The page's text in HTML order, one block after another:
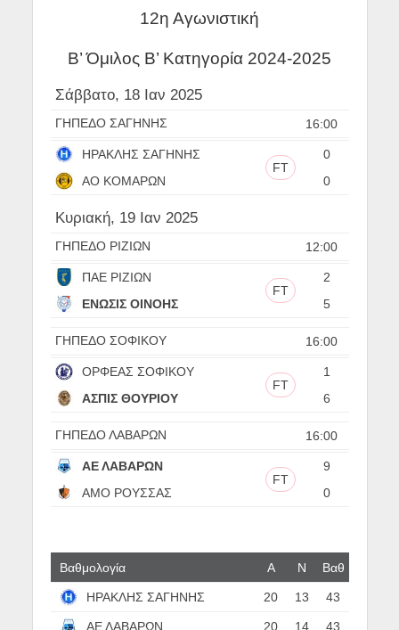
12η Αγωνιστική
Β’ Όμιλος Β’ Κατηγορία 2024-2025
Σάββατο, 18 Ιαν 2025
16:00
ΓΗΠΕΔΟ ΣΑΓΗΝΗΣ
ΗΡΑΚΛΗΣ ΣΑΓΗΝΗΣ
0
FT
ΑΟ ΚΟΜΑΡΩΝ
0
Κυριακή, 19 Ιαν 2025
12:00
ΓΗΠΕΔΟ ΡΙΖΙΩΝ
ΠΑΕ ΡΙΖΙΩΝ
2
FT
ΕΝΩΣΙΣ ΟΙΝΟΗΣ
5
16:00
ΓΗΠΕΔΟ ΣΟΦΙΚΟΥ
ΟΡΦΕΑΣ ΣΟΦΙΚΟΥ
1
FT
ΑΣΠΙΣ ΘΟΥΡΙΟΥ
6
16:00
ΓΗΠΕΔΟ ΛΑΒΑΡΩΝ
ΑΕ ΛΑΒΑΡΩΝ
9
FT
ΑΜΟ ΡΟΥΣΣΑΣ
0
Βαθμολογία Α N Βαθ
ΗΡΑΚΛΗΣ ΣΑΓΗΝΗΣ 20 13 43
ΑΕ ΛΑΒΑΡΩΝ 20 14 43